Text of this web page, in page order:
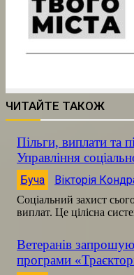
ЧИТАЙТЕ ТАКОЖ
Пільги, виплати та
Управління
Буча Вікторія
Соціальний захист
виплат. Це цілісна
Ветеранів
програми